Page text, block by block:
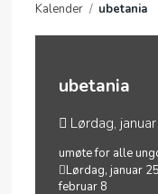
FOR DEG
FØLG OSS PÅ
Kalender / ubetania
ubetania
Lørdag,
umøte for alle
Lørdag, januar 25
februar 8